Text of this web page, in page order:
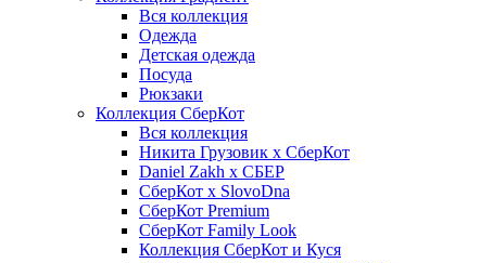
Вся коллекция
Одежда
Детская одежда
Посуда
Рюкзаки
Коллекция СберКот
Вся коллекция
Никита Грузовик х СберКот
Daniel Zakh x СБЕР
СберКот x SlovoDna
СберКот Premium
СберКот Family Look
Коллекция СберКот и Куся